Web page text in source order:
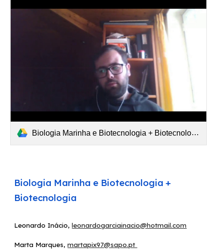
Biologia Marinha e Biotecnologia + Biotecnologia (2021-03-06 at 09 32 GMT-8).mp4
Biologia Marinha e Biotecnologia +
Biotecnologia
Leonardo Inácio,leonardogarciainacio@hotmail.com
Marta Marques,martapix97@sapo.pt